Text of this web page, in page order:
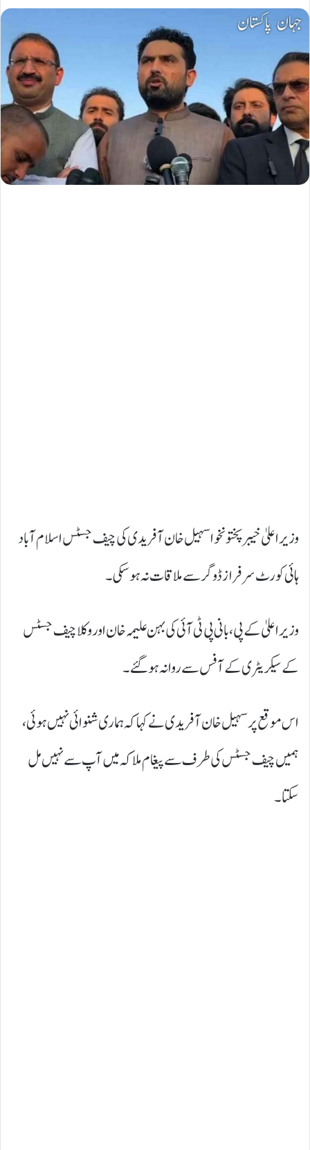
وزیراعلیٰ خیبر پختونخوا سہیل خان آفریدی کی چیف جسٹس اسلام آباد
ہائی کورٹ سرفراز ڈوگر سے ملاقات نہ ہو سکی۔
وزیراعلیٰ کے پی، بانی پی ٹی آئی کی بہن علیمہ خان اور وکلا چیف جسٹس
کے سیکریٹری کے آفس سے روانہ ہوگئے۔
اس موقع پر سہیل خان آفریدی نے کہا کہ ہماری شنوائی نہیں ہوئی،
ہمیں چیف جسٹس کی طرف سے پیغام ملا کہ میں آپ سے نہیں مل
سکتا۔